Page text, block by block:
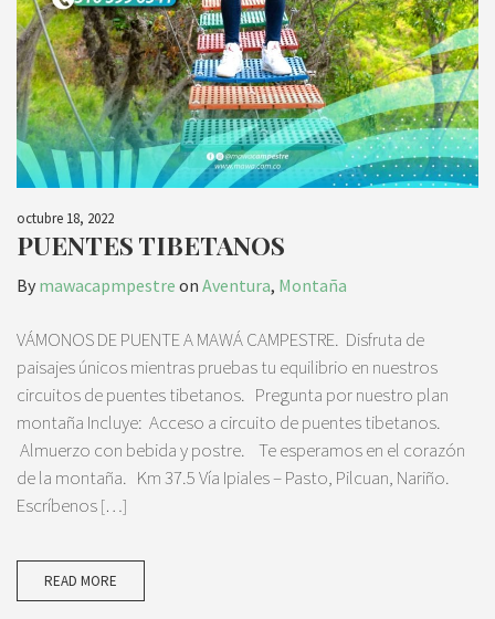
octubre 18, 2022
PUENTES TIBETANOS
By mawacapmpestre on Aventura, Montaña
VÁMONOS DE PUENTE A MAWÁ CAMPESTRE. Disfruta de
paisajes únicos mientras pruebas tu equilibrio en nuestros
circuitos de puentes tibetanos. Pregunta por nuestro plan
montaña Incluye: Acceso a circuito de puentes tibetanos.
Almuerzo con bebida y postre. Te esperamos en el corazón
de la montaña. Km 37.5 Vía Ipiales – Pasto, Pilcuan, Nariño.
Escríbenos […]
READ MORE